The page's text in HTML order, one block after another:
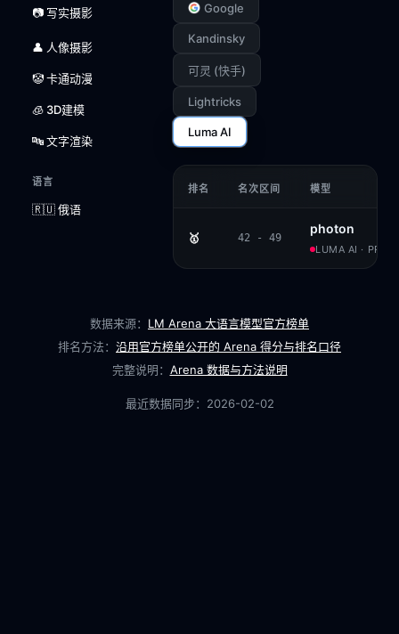
📷 写实摄影
👤 人像摄影
🤡 卡通动漫
🧊 3D建模
🔤 文字渲染
语言
🇷🇺 俄语
Google
Kandinsky
可灵 (快手)
Lightricks
Luma AI
排名 名次区间 模型
🥇 42 - 49
photon
LUMA AI ·
数据来源： LM Arena 大语言模型官方榜单
排名方法： 沿用官方榜单公开的 Arena 得分与排名口径
完整说明： Arena 数据与方法说明
最近数据同步： 2026-02-02